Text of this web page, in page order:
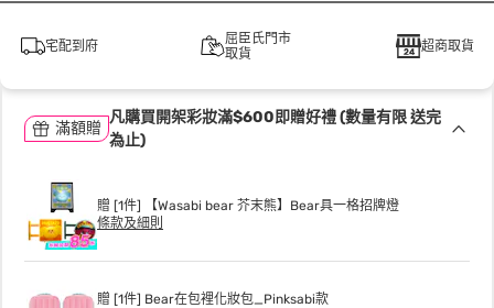
宅配到府
屈臣氏門市
取貨
超商取貨
滿額贈
凡購買開架彩妝滿$600即贈好禮 (數量有限 送完
為止)
贈 [1件] 【Wasabi bear 芥末熊】Bear具一格招牌燈
條款及細則
贈 [1件] Bear在包裡化妝包_Pinksabi款